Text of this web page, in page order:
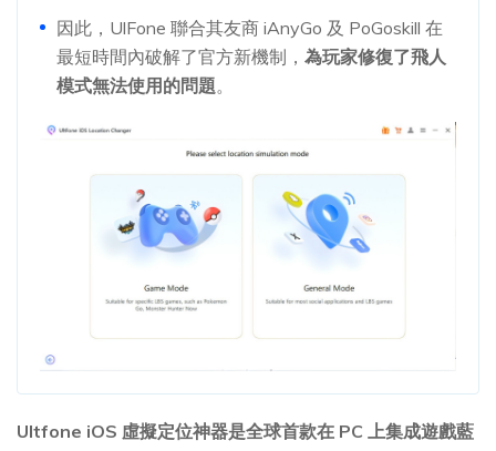
因此，UlFone 聯合其友商 iAnyGo 及 PoGoskill 在
最短時間內破解了官方新機制， 為玩家修復了飛人
模式無法使用的問題。
Ultfone iOS 虛擬定位神器是全球首款在 PC 上集成遊戲藍